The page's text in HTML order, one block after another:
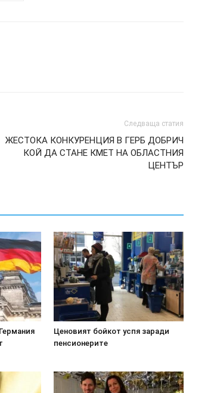
Следваща статия
ЖЕСТОКА КОНКУРЕНЦИЯ В ГЕРБ ДОБРИЧ
КОЙ ДА СТАНЕ КМЕТ НА ОБЛАСТНИЯ
ЦЕНТЪР
Ценовият бойкот успя заради
пенсионерите